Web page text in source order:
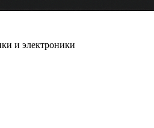
и электроники